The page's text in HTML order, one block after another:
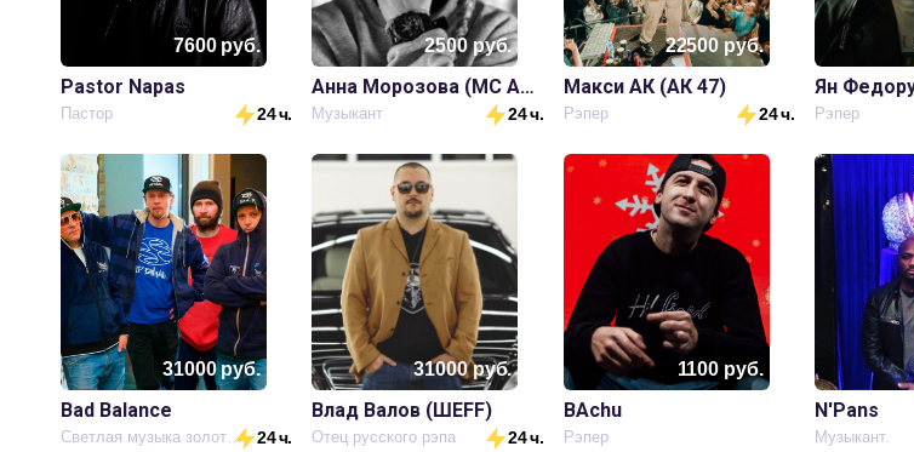
7600руб.
Pastor Napas
Пастор 24 ч.
2500руб.
Анна Морозова (MC Анюта)
Музыкант 24 ч.
22500руб.
Макси АК (АК 47)
Рэпер 24 ч. Рэпер
31000руб.
Bad Balance
Светлая музыка золотистого песка... 24 ч.
31000руб.
Влад Валов (ШЕFF)
Отец русского рэпа 24 ч.
1100 руб.
BAchu
Рэпер
N'Pans
Музыкант.